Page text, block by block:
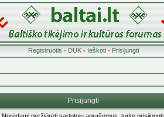
Registruotis • DUK• Ieškoti• Prisijungti
Prisijungti